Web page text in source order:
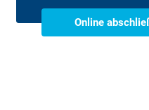
Online